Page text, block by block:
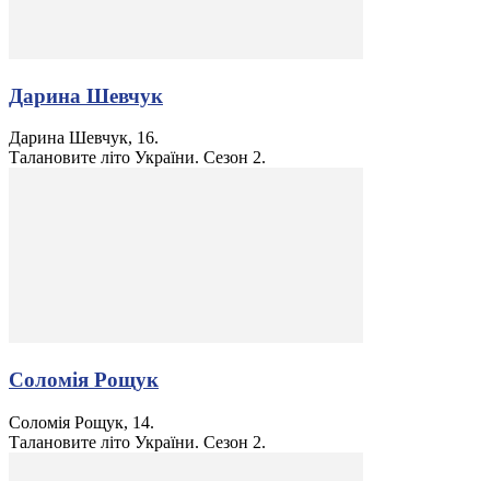
Дарина Шевчук
Дарина Шевчук, 16.
Талановите літо України. Сезон 2.
Соломія Рощук
Соломія Рощук, 14.
Талановите літо України. Сезон 2.